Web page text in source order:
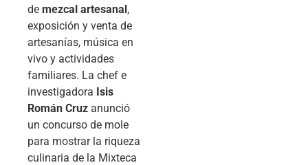
de mezcal artesanal,
exposición y venta de
artesanías, música en
vivo y actividades
familiares. La chef e
investigadora Isis
Román Cruz anunció
un concurso de mole
para mostrar la riqueza
culinaria de la Mixteca